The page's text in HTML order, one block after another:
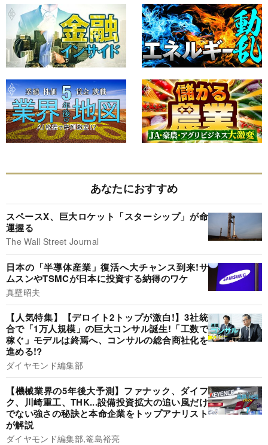
あなたにおすすめ
スペースX、巨大ロケット「スターシップ」が命
運握る
The Wall Street Journal
日本の「半導体産業」復活へ大チャンス到来!サ
ムスンやTSMCが日本に投資する納得のワケ
真壁昭夫
【人気特集】【デロイト2トップが激白!】3社統
合で「1万人規模」の巨大コンサル誕生!「工数で
稼ぐ」モデルは終焉へ、コンサルの総合商社化を
進める!?
ダイヤモンド編集部
【機械業界の5年後大予測】ファナック、ダイフ
ク、川崎重工、THK...設備投資拡大の追い風だけ
でない強さの秘訣と本命企業をトップアナリスト
が解説
ダイヤモンド編集部,篭島裕亮